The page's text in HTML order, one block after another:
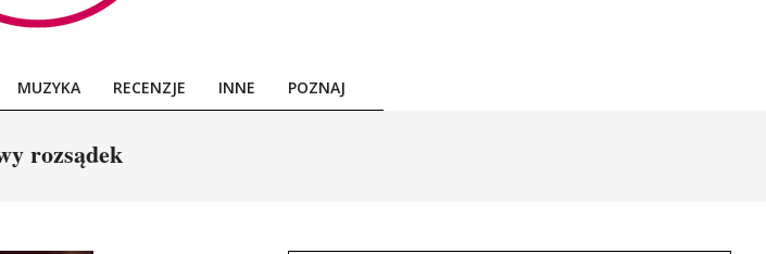
Primary
Menu
MUZYKA RECENZJE INNE POZNAJ
rozsądek